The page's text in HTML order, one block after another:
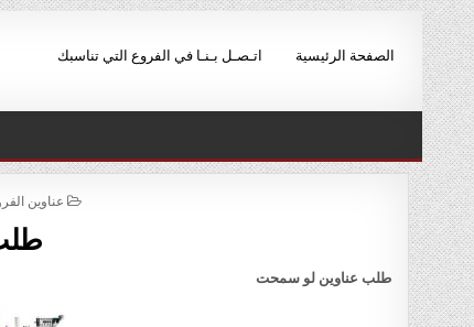
Skip
to
content
اتـصـل بـنـا في الفروع التي تناسبك الصفحة الرئيسية
POSTED
عناوين
طلب عناوين لو سمحت